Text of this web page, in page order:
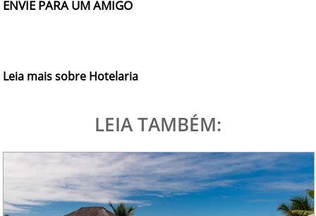
ENVIE PARA UM AMIGO
Leia mais sobre Hotelaria
LEIA TAMBÉM: